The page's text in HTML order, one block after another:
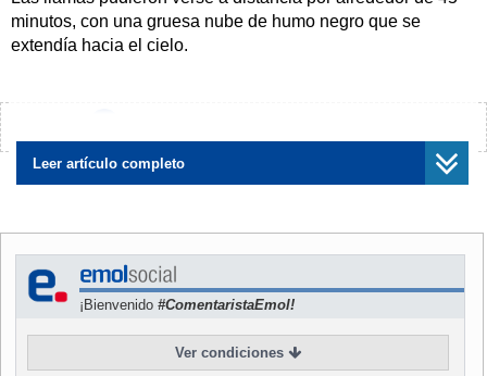
minutos, con una gruesa nube de humo negro que se
extendía hacia el cielo.
casa o a alguna obra en el sector.
Posteriormente se supo que se trataba de una bodega,
las causas del siniestro.
En estos momentos, la situación ya se encuentra totalmente
controlada.
Leer artículo completo
¡Bienvenido #ComentaristaEmol!
Ver condiciones